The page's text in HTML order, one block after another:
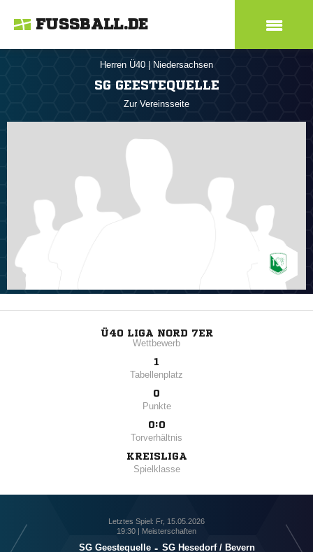
FUSSBALL.DE
Herren Ü40 Niedersachsen
SG GEESTEQUELLE
Zur Vereinsseite
Ü40 LIGA NORD 7ER
Wettbewerb
1
Tabellenplatz
0
Punkte
0:0
Torverhältnis
KREISLIGA
Spielklasse
Letztes Spiel: Fr, 15.05.2026
19:30 | Meisterschaften
SG Geestequelle - SG Hesedorf /​ Bevern